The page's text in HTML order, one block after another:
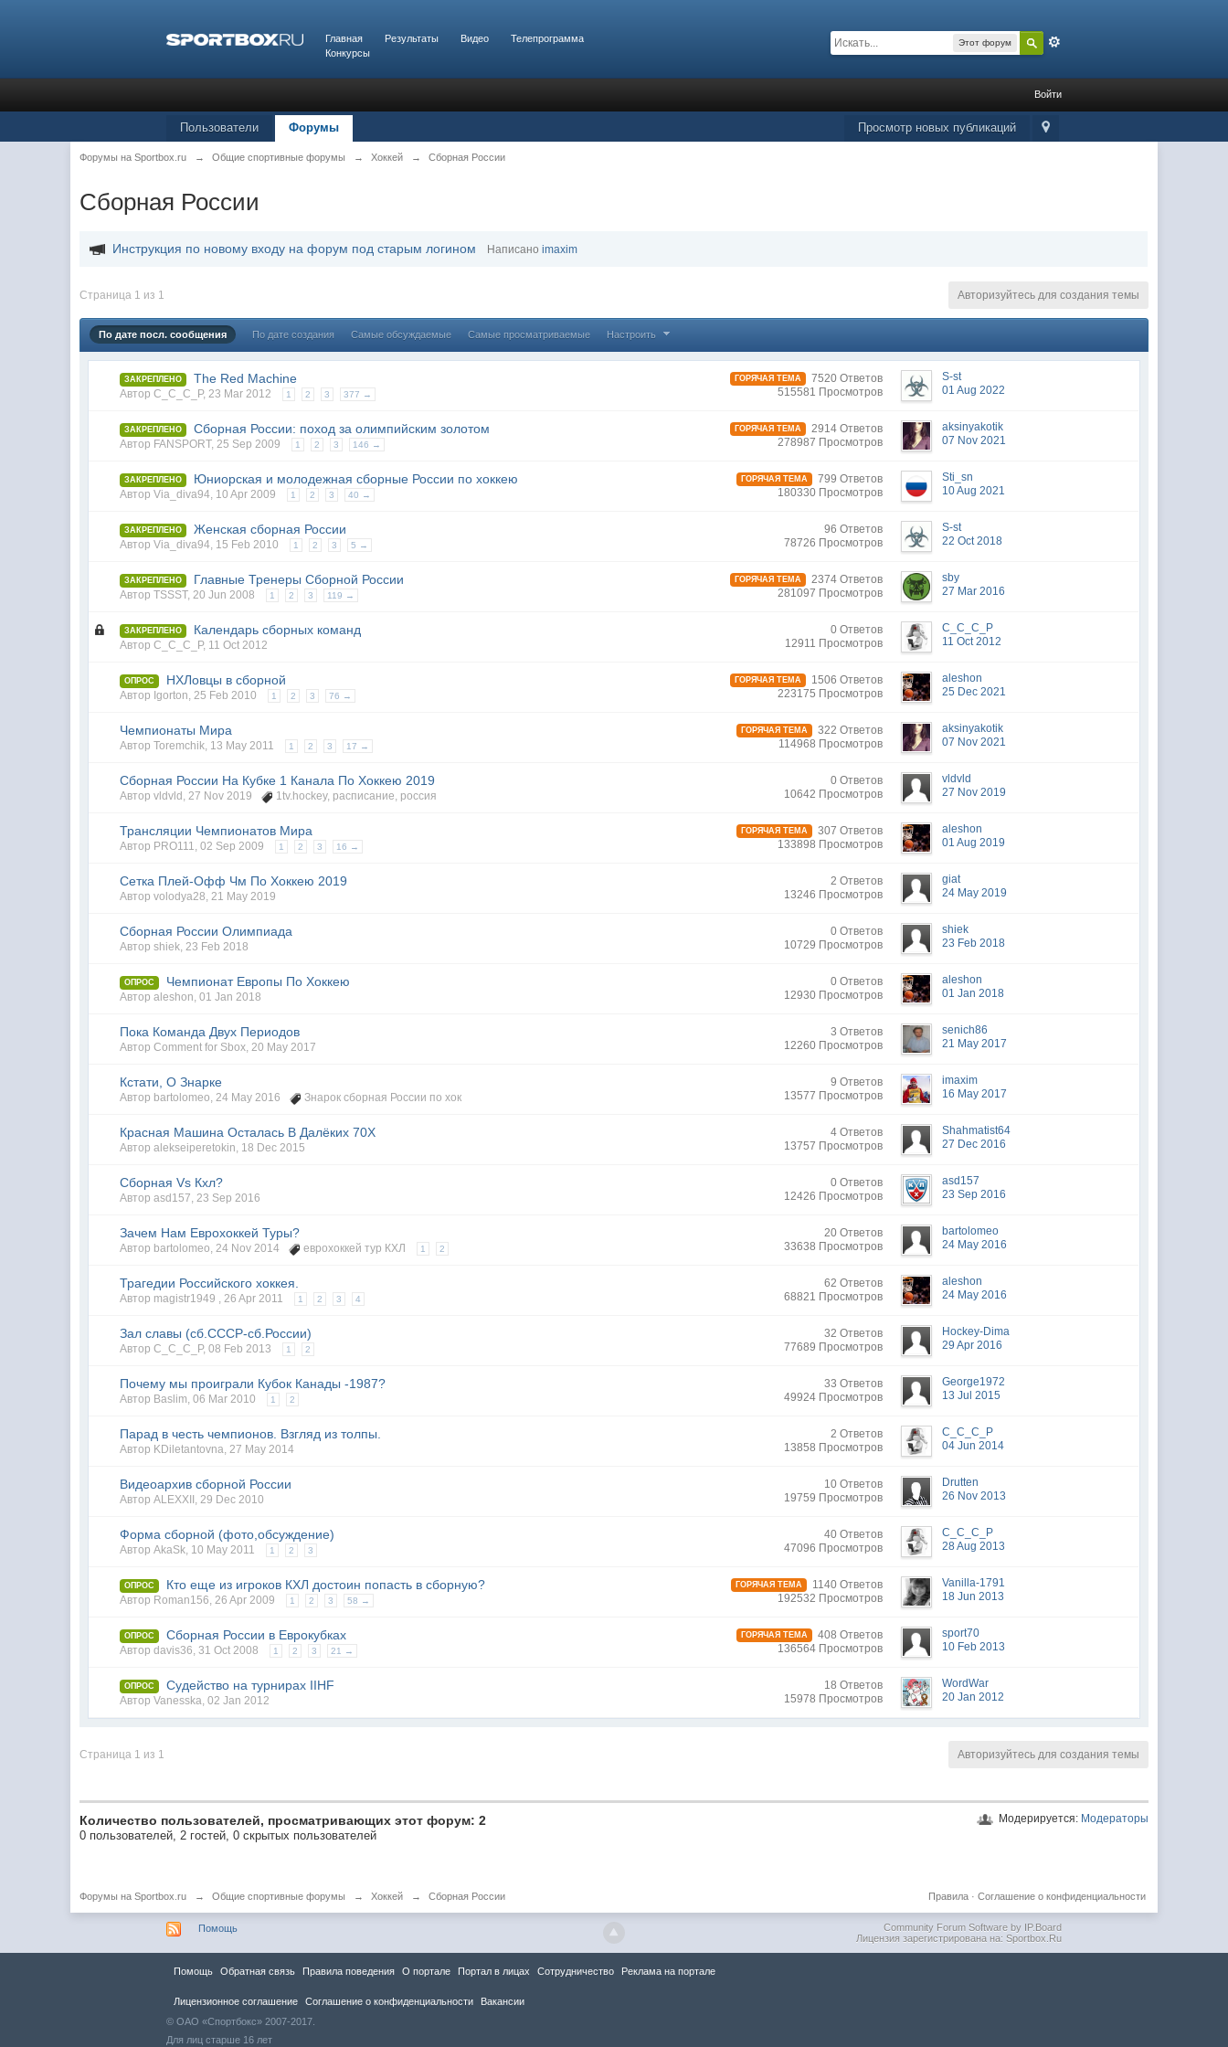
Главная Результаты Видео
Телепрограмма
Конкурсы
Этот форум
Войти
Просмотр новых публикаций
Пользователи Форумы
Форумы на Sportbox.ru → Общие спортивные форумы → Хоккей → Сборная России
Сборная России
Инструкция по новому входу на форум под старым логином Написаноimaxim
Страница 1 из 1 Авторизуйтесь для создания темы
По дате посл. сообщения По дате создания Самые обсуждаемые Самые просматриваемые Настроить
ЗАКРЕПЛЕНО The Red Machine
АвторC_C_C_P,23 Mar 2012 1 2 3 377 →
ГОРЯЧАЯ ТЕМА
7520 Ответов
515581 Просмотров
S-st
01 Aug 2022
ЗАКРЕПЛЕНО Сборная России: поход за олимпийским золотом
Автор FANSPORT,25 Sep 2009 1 2 3 146 →
ГОРЯЧАЯ ТЕМА
2914 Ответов
278987 Просмотров
aksinyakotik
07 Nov 2021
ЗАКРЕПЛЕНО Юниорская и молодежная сборные России по хоккею
АвторVia_diva94, 10 Apr 2009 1 2 3 40 →
ГОРЯЧАЯ ТЕМА
799 Ответов
180330 Просмотров
Sti_sn
10 Aug 2021
ЗАКРЕПЛЕНО Женская сборная России
АвторVia_diva94, 15 Feb 2010 1 2 3 5 →
96 Ответов
78726 Просмотров
S-st
22 Oct 2018
ЗАКРЕПЛЕНО Главные Тренеры Сборной России
АвторTSSST,20 Jun 2008 1 2 3 119 →
ГОРЯЧАЯ ТЕМА
2374 Ответов
281097 Просмотров
sby
27 Mar 2016
ЗАКРЕПЛЕНО Календарь сборных команд
АвторC_C_C_P, 11 Oct 2012
0 Ответов
12911 Просмотров
C_C_C_P
11 Oct 2012
ОПРОС НХЛовцы в сборной
Автор Igorton,25 Feb 2010 1 2 3 76 →
ГОРЯЧАЯ ТЕМА
1506 Ответов
223175 Просмотров
aleshon
25 Dec 2021
Чемпионаты Мира
АвторToremchik, 13 May 2011 1 2 3 17 →
ГОРЯЧАЯ ТЕМА
322 Ответов
114968 Просмотров
aksinyakotik
07 Nov 2021
Сборная России На Кубке 1 Канала По Хоккею 2019
Авторvldvld ,27 Nov 2019 1tv.hockey, расписание, россия
0 Ответов
10642 Просмотров
vldvld
27 Nov 2019
Трансляции Чемпионатов Мира
Автор PRO111,02 Sep 2009 1 2 3 16 →
ГОРЯЧАЯ ТЕМА
307 Ответов
133898 Просмотров
aleshon
01 Aug 2019
Сетка Плей-Офф Чм По Хоккею 2019
Авторvolodya28,21 May 2019
2 Ответов
13246 Просмотров
giat
24 May 2019
Сборная России Олимпиада
Авторshiek,23 Feb 2018
0 Ответов
10729 Просмотров
shiek
23 Feb 2018
ОПРОС Чемпионат Европы По Хоккею
Авторaleshon,01 Jan 2018
0 Ответов
12930 Просмотров
aleshon
01 Jan 2018
Пока Команда Двух Периодов
АвторComment for Sbox,20 May 2017
3 Ответов
12260 Просмотров
senich86
21 May 2017
Кстати, О Знарке
Автор bartolomeo,24 May 2016 Знарок сборная России по хок
9 Ответов
13577 Просмотров
imaxim
16 May 2017
Красная Машина Осталась В Далёких 70Х
Авторalekseiperetokin, 18 Dec 2015
4 Ответов
13757 Просмотров
Shahmatist64
27 Dec 2016
Сборная Vs Кхл?
Авторasd157,23 Sep 2016
0 Ответов
12426 Просмотров
asd157
23 Sep 2016
Зачем Нам Еврохоккей Туры?
Автор bartolomeo,24 Nov 2014 еврохоккей тур КХЛ 1 2
20 Ответов
33638 Просмотров
bartolomeo
24 May 2016
Трагедии Российского хоккея.
Автор magistr1949 ,26 Apr 2011 1 2 3 4
62 Ответов
68821 Просмотров
aleshon
24 May 2016
Зал славы (сб.СССР-сб.России)
АвторC_C_C_P,08 Feb 2013 1 2
32 Ответов
77689 Просмотров
Hockey-Dima
29 Apr 2016
Почему мы проиграли Кубок Канады -1987?
Автор Baslim,06 Mar 2010 1 2
33 Ответов
49924 Просмотров
George1972
13 Jul 2015
Парад в честь чемпионов. Взгляд из толпы.
Автор KDiletantovna,27 May 2014
2 Ответов
13858 Просмотров
C_C_C_P
04 Jun 2014
Видеоархив сборной России
АвторALEXXII ,29 Dec 2010
10 Ответов
19759 Просмотров
Drutten
26 Nov 2013
Форма сборной (фото,обсуждение)
АвторAkaSk, 10 May 2011 1 2 3
40 Ответов
47096 Просмотров
C_C_C_P
28 Aug 2013
ОПРОС Кто еще из игроков КХЛ достоин попасть в сборную?
Автор Roman156,26 Apr 2009 1 2 3 58 →
ГОРЯЧАЯ ТЕМА
1140 Ответов
192532 Просмотров
Vanilla-1791
18 Jun 2013
ОПРОС Сборная России в Еврокубках
Авторdavis36,31 Oct 2008 1 2 3 21 →
ГОРЯЧАЯ ТЕМА
408 Ответов
136564 Просмотров
sport70
10 Feb 2013
ОПРОС Судейство на турнирах IIHF
АвторVanesska,02 Jan 2012
18 Ответов
15978 Просмотров
WordWar
20 Jan 2012
Страница 1 из 1 Авторизуйтесь для создания темы
Модерируется: Модераторы
Количество пользователей, просматривающих этот форум: 2
0 пользователей, 2 гостей, 0 скрытых пользователей
Форумы на Sportbox.ru → Общие спортивные форумы → Хоккей → Сборная России Соглашение о конфиденциальности
Правила·
Помощь
Community Forum Software by IP.Board
Лицензия зарегистрирована на: Sportbox.Ru
Помощь Обратная связь Правила повeдения О портале Портал в лицах Сотрудничество Реклама на портале
Лицензионное соглашение Соглашение о конфиденциальности
Вакансии
© ОАО «Спортбокс» 2007-2017.
Для лиц старше 16 лет